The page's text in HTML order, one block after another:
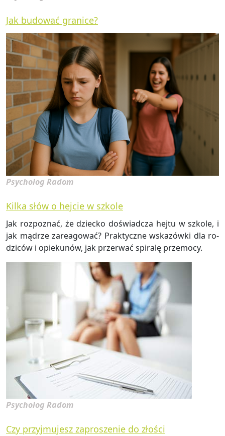
Jak budować granice?
Psycholog Radom
Kilka słów o hejcie w szkole
Jak roz­po­znać, że dziec­ko do­świad­cza hejtu w szko­le, i
jak mą­drze za­re­ago­wać? Prak­tycz­ne wska­zów­ki dla ro­
dzi­ców i opie­ku­nów, jak prze­rwać spi­ra­lę prze­mo­cy.
Psycholog Radom
Czy przyjmujesz zaproszenie do złości